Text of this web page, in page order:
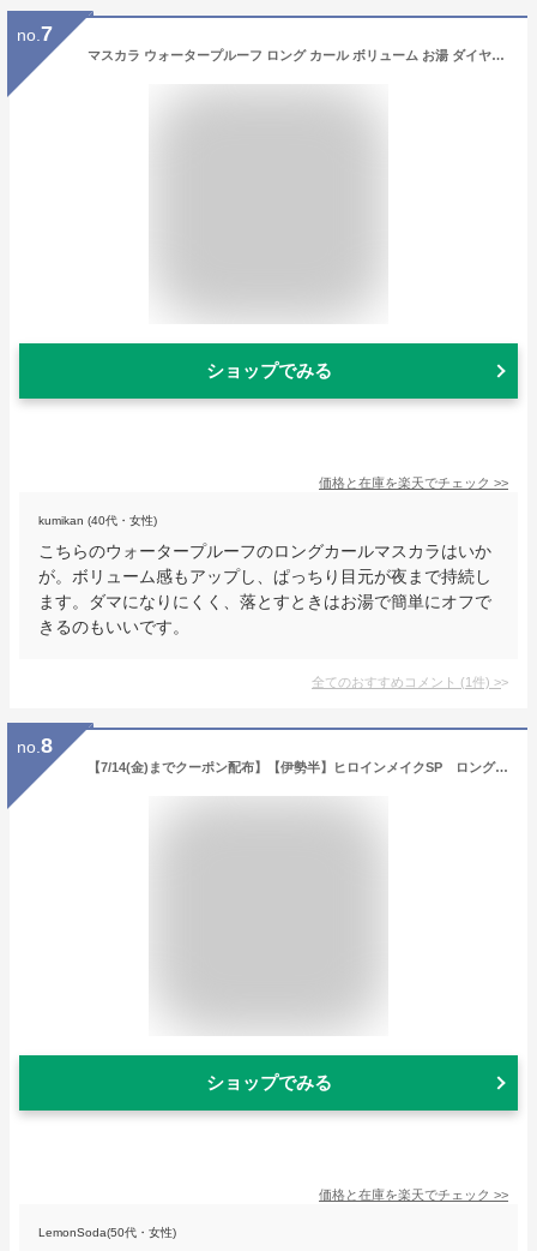
no. 7
マスカラ ウォータープルーフ ロング カール ボリューム お湯 ダイヤモンド 配合 ブラック ブラウン ダズルカラット Dazzle Carat 全3色
ショップでみる
価格と在庫を楽天でチェック >>
kumikan (40代・女性)
こちらのウォータープルーフのロングカールマスカラはいか
が。ボリューム感もアップし、ぱっちり目元が夜まで持続し
ます。ダマになりにくく、落とすときはお湯で簡単にオフで
きるのもいいです。
全てのおすすめコメント (1件) >
no. 8
【7/14(金)までクーポン配布】【伊勢半】ヒロインメイクSP ロング＆カールマスカラ アドバンストフィルム 01 漆黒ブラック 6g ※お取り寄せ商品【RCP】
ショップでみる
価格と在庫を楽天でチェック >>
LemonSoda(50代・女性)